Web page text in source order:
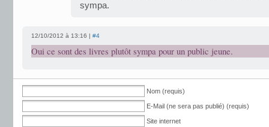
sympa.
12/10/2012 à 13:16 | #4
Oui ce sont des livres plutôt sympa pour un public jeune.
Nom (requis)
E-Mail (ne sera pas publié) (requis)
Site internet